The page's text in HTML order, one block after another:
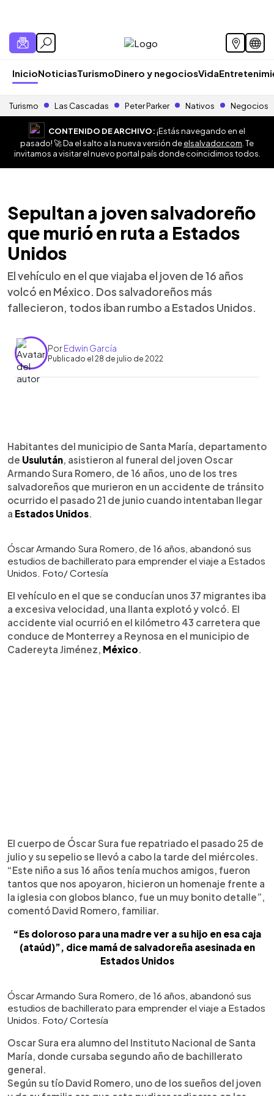
InicioNoticiasTurismoDinero y negociosVida
Turismo Las Cascadas Peter Parker Nativos Negocios
CONTENIDO DE ARCHIVO:¡Estás navegando en el
pasado! 🚀 Da el salto a la nueva versión deelsalvador.com . Te
invitamos a visitar el nuevo portal país donde coincidimos todos.
Sepultan a joven salvadoreño
que murió en ruta a Estados
Unidos
El vehículo en el que viajaba el joven de 16 años
volcó en México. Dos salvadoreños más
fallecieron, todos iban rumbo a Estados Unidos.
PorEdwin García
Publicado el 28 de julio de 2022
Habitantes del municipio de Santa María, departamento
de Usulután, asistieron al funeral del joven Oscar
Armando Sura Romero, de 16 años, uno de los tres
salvadoreños que murieron en un accidente de tránsito
ocurrido el pasado 21 de junio cuando intentaban llegar
a Estados Unidos.
Óscar Armando Sura Romero, de 16 años, abandonó sus
estudios de bachillerato para emprender el viaje a Estados
Unidos. Foto/ Cortesía
El vehículo en el que se conducían unos 37 migrantes iba
a excesiva velocidad, una llanta explotó y volcó. El
accidente vial ocurrió en el kilómetro 43 carretera que
conduce de Monterrey a Reynosa en el municipio de
Cadereyta Jiménez, México.
El cuerpo de Óscar Sura fue repatriado el pasado 25 de
julio y su sepelio se llevó a cabo la tarde del miércoles.
“Este niño a sus 16 años tenía muchos amigos, fueron
tantos que nos apoyaron, hicieron un homenaje frente a
la iglesia con globos blanco, fue un muy bonito detalle”,
comentó David Romero, familiar.
“Es doloroso para una madre ver a su hijo en esa caja
(ataúd)”, dice mamá de salvadoreña asesinada en
Estados Unidos
Óscar Armando Sura Romero, de 16 años, abandonó sus
estudios de bachillerato para emprender el viaje a Estados
Unidos. Foto/ Cortesía
Oscar Sura era alumno del Instituto Nacional de Santa
María, donde cursaba segundo año de bachillerato
general.
Según su tío David Romero, uno de los sueños del joven